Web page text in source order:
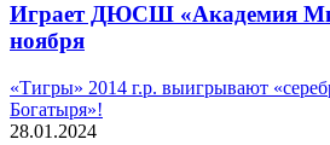
Играет ДЮСШ «Академия
ноября
«Тигры» 2014 г.р. выигрывают
Богатыря»!
28.01.2024